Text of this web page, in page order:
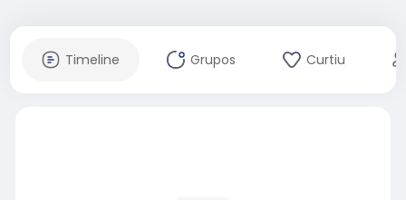
Timeline Grupos Curtiu